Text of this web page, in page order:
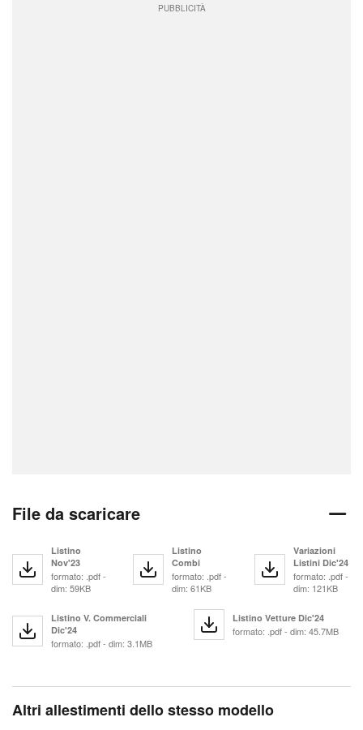
PUBBLICITÀ
File da scaricare
Listino
Nov'23
formato: .pdf -
dim: 59KB
Listino
Combi
formato: .pdf -
dim: 61KB
Variazioni
Listini Dic'24
formato: .pdf -
dim: 121KB
Listino V. Commerciali
Dic'24
formato: .pdf - dim: 3.1MB
Listino Vetture Dic'24
formato: .pdf - dim: 45.7MB
Altri allestimenti dello stesso modello